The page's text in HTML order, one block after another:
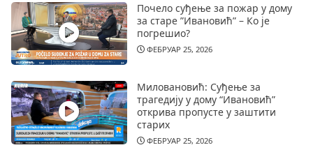
Почело суђење за пожар у дому
за старе ”Ивановић” – Ко је
погрешио?
ФЕБРУАР 25, 2026
Миловановић: Суђење за
трагедију у дому “Ивановић”
открива пропусте у заштити
старих
ФЕБРУАР 25, 2026